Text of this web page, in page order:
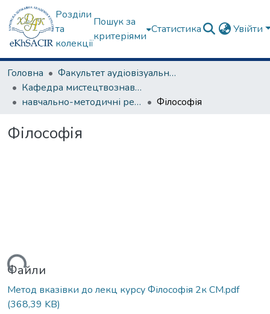
Розділи
та
колекції
Пошук за
критеріями
Статистика Увійти
Головна
Факультет аудіовізуального мистецтва
Кафедра мистецтвознавства
навчально-методичні рекомендації, програми дисциплін
Філософія
Філософія
Файли
Метод вказівки до лекц курсу Філософія 2к СМ.pdf
(368,39 KB)